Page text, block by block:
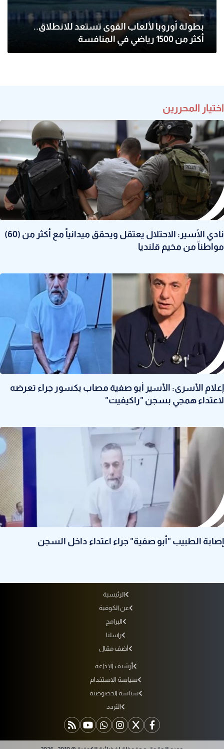
بطولة أوروبا لألعاب القوى تستعد للانطلاق..
أكثر من 1500 رياضي في المنافسة
اختيار المحررين
نادي الأسير: الاحتلال يعتقل ويحقق ميدانياً مع أكثر من (60)
مواطناً من مخيم قلنديا
إعلام الأسرى: الأسير أبو صفية مصاب بكسور جراء تعرضه
لاعتداء همجي بسجن "راكيفيت"
إصابة الطبيب "أبو صفية" جراء اعتداء داخل السجن
الرئيسية
عن الكوفية
البرامج
راسلنا
أضف مقال
أرشيف الإذاعة
سياسة الاستخدام
سياسة الخصوصية
التردد